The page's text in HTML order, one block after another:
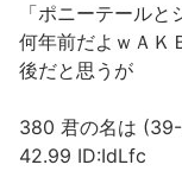
「ポニーテール
何年前だよｗＡＫ
後だと思うが
380 君の名は
42.99 ID:IdLfc